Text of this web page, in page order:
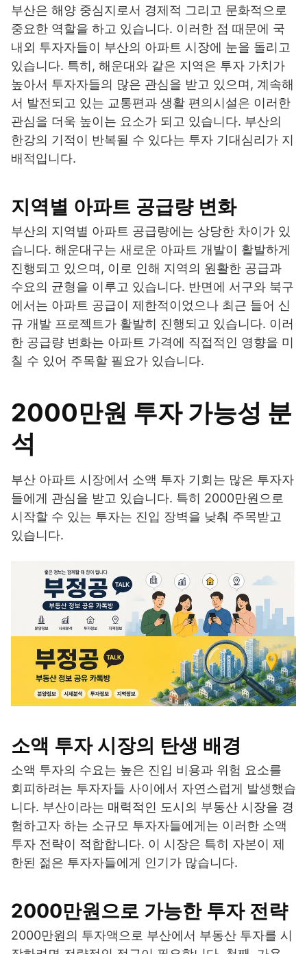
부산은 해양 중심지로서 경제적 그리고 문화적으로
중요한 역할을 하고 있습니다. 이러한 점 때문에 국
내외 투자자들이 부산의 아파트 시장에 눈을 돌리고
있습니다. 특히, 해운대와 같은 지역은 투자 가치가
높아서 투자자들의 많은 관심을 받고 있으며, 계속해
서 발전되고 있는 교통편과 생활 편의시설은 이러한
관심을 더욱 높이는 요소가 되고 있습니다. 부산의
한강의 기적이 반복될 수 있다는 투자 기대심리가 지
배적입니다.
지역별 아파트 공급량 변화
부산의 지역별 아파트 공급량에는 상당한 차이가 있
습니다. 해운대구는 새로운 아파트 개발이 활발하게
진행되고 있으며, 이로 인해 지역의 원활한 공급과
수요의 균형을 이루고 있습니다. 반면에 서구와 북구
에서는 아파트 공급이 제한적이었으나 최근 들어 신
규 개발 프로젝트가 활발히 진행되고 있습니다. 이러
한 공급량 변화는 아파트 가격에 직접적인 영향을 미
칠 수 있어 주목할 필요가 있습니다.
2000만원 투자 가능성 분
석
부산 아파트 시장에서 소액 투자 기회는 많은 투자자
들에게 관심을 받고 있습니다. 특히 2000만원으로
시작할 수 있는 투자는 진입 장벽을 낮춰 주목받고
있습니다.
소액 투자 시장의 탄생 배경
소액 투자의 수요는 높은 진입 비용과 위험 요소를
회피하려는 투자자들 사이에서 자연스럽게 발생했습
니다. 부산이라는 매력적인 도시의 부동산 시장을 경
험하고자 하는 소규모 투자자들에게는 이러한 소액
투자 전략이 적합합니다. 이 시장은 특히 자본이 제
한된 젊은 투자자들에게 인기가 많습니다.
2000만원으로 가능한 투자 전략
2000만원의 투자액으로 부산에서 부동산 투자를 시